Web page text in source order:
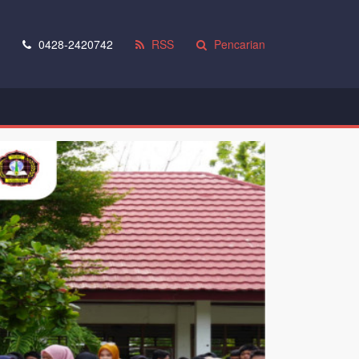
0428-2420742 RSS Pencarian